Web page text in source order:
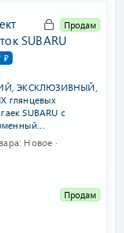
З
а
ы
т
Продам
SUBARU
₽
ЭКСКЛЮЗИВНЫЙ,
глянцевых
SUBARU с
Новое
Продам